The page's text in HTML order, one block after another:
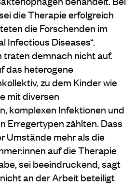
die Therapie erfolgreich
die Forschenden im
Infectious Diseases“.
traten demnach nicht auf.
das heterogene
zu dem Kinder wie
mit diversen
komplexen Infektionen und
Erregertypen zählten. Dass
Umstände mehr als die
auf die Therapie
sei beeindruckend, sagt
an der Arbeit beteiligt